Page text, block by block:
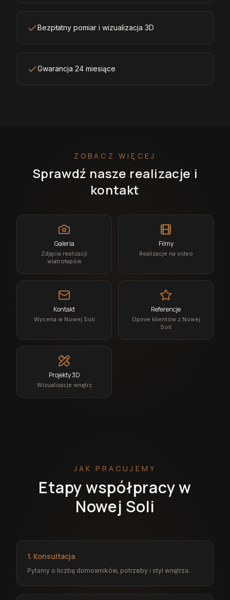
Bezpłatny pomiar i wizualizacja 3D
Gwarancja 24 miesiące
ZOBACZ WIĘCEJ
Sprawdź nasze realizacje i
kontakt
Galeria
Zdjęcia realizacji
wiatrołapów
Filmy
Realizacje na video
Kontakt
Wycena w Nowej Soli
Referencje
Opinie klientów z Nowej
Soli
Projekty 3D
Wizualizacje wnętrz
JAK PRACUJEMY
Etapy współpracy w
Nowej Soli
1. Konsultacja
Pytamy o liczbę domowników, potrzeby i styl wnętrza.